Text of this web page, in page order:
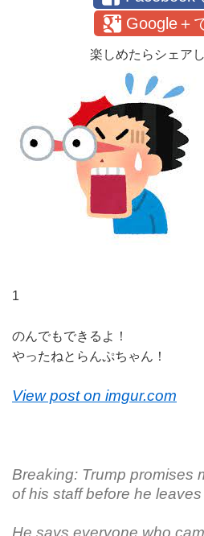
Google＋
楽しめたらシェア
1
のんでもできるよ！
やったねとらんぷちゃん！
View post on imgur.com
Breaking: Trump promises
of his staff before he leaves
He says everyone who